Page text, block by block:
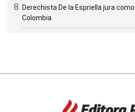
Derechista De la Espriella jura
Colombia